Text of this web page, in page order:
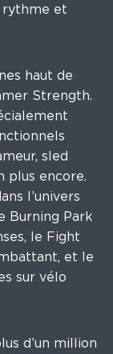
rythme et
haut de
Strength.
sled
plus encore.
l’univers
Burning Park
le Fight
et le
sur vélo
d’un million